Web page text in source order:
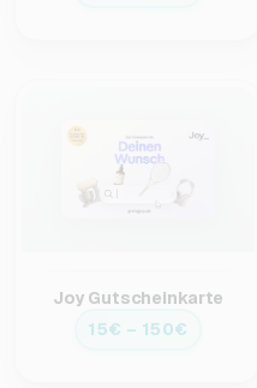
Joy Gutscheinkarte
15€ – 150€